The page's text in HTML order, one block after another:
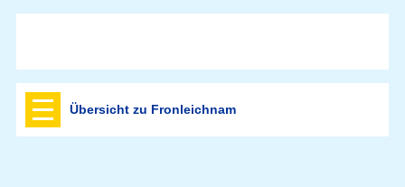
Übersicht zu Fronleichnam